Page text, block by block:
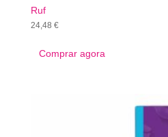
Ruf
24,48 €
Comprar agora